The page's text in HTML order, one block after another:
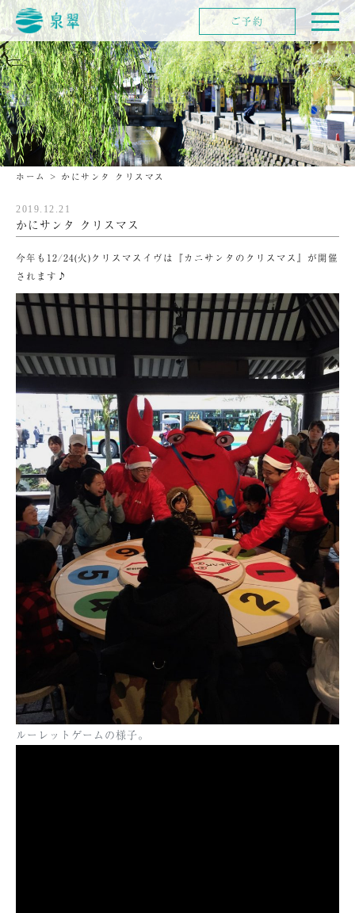
ホーム > かにサンタ クリスマス
2019.12.21
かにサンタ クリスマス
今年も12/24(火)クリスマスイヴは『カニサンタのクリスマス』が開催
されます♪
ルーレットゲームの様子。
ご予約